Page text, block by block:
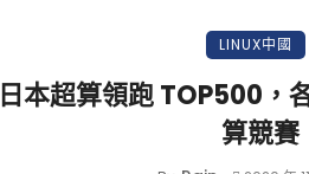
LINUX中國
日本超算領跑 TOP500，
算競賽